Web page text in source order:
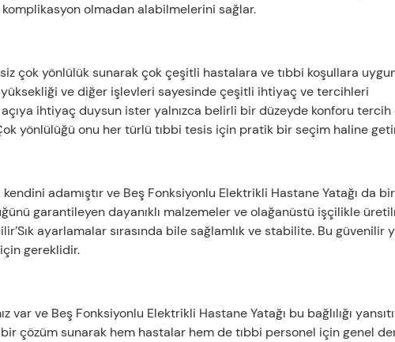
olmadan alabilmelerini sağlar.
çok yönlülük sunarak çok çeşitli hastalara ve tıbbi koşullara
yüksekliği ve diğer işlevleri sayesinde çeşitli ihtiyaç ve tercihleri
ihtiyaç duysun ister yalnızca belirli bir düzeyde konforu tercih
yönlülüğü onu her türlü tıbbi tesis için pratik bir seçim haline
adamıştır ve Beş Fonksiyonlu Elektrikli Hastane Yatağı da
garantileyen dayanıklı malzemeler ve olağanüstü işçilikle
ayarlamalar sırasında bile sağlamlık ve stabilite. Bu güvenilir
gereklidir.
var ve Beş Fonksiyonlu Elektrikli Hastane Yatağı bu bağlılığı
çözüm sunarak hem hastalar hem de tıbbi personel için genel